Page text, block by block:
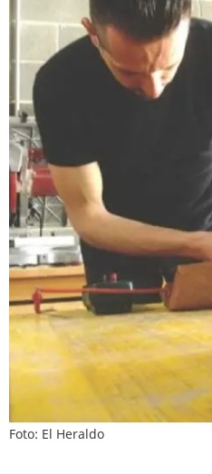
Foto: El Heraldo